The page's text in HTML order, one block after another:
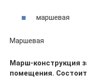
маршевая
Маршевая
Марш-конструкция
помещения.